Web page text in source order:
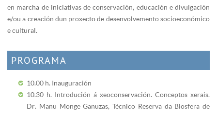
en marcha de iniciativas de conservación, educación e divulgación
e/ou a creación dun proxecto de desenvolvemento socioeconómico
e cultural.
PROGRAMA
10.00 h. Inauguración
10.30 h. Introdución á xeoconservación. Conceptos xerais.
Dr. Manu Monge Ganuzas, Técnico Reserva da Biosfera de